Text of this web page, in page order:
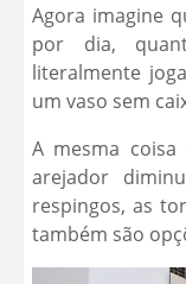
Agora imagine
por dia,
literalmente
um vaso sem
A mesma
arejador
respingos, as
também são